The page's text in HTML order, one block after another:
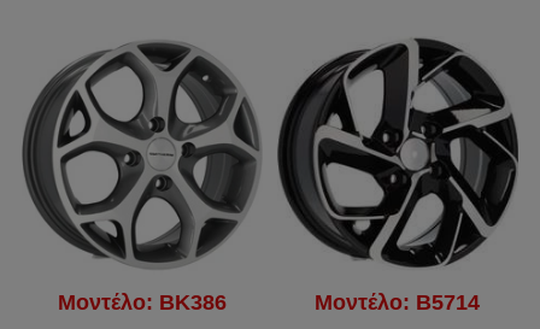
Μοντέλο: BK386 Μοντέλο: B5714